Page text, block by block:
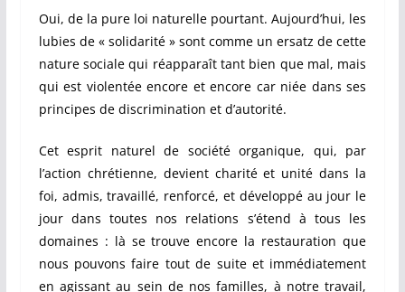
Oui, de la pure loi naturelle pourtant. Aujourd’hui, les
lubies de « solidarité » sont comme un ersatz de cette
nature sociale qui réapparaît tant bien que mal, mais
qui est violentée encore et encore car niée dans ses
principes de discrimination et d’autorité.
Cet esprit naturel de société organique, qui, par
l’action chrétienne, devient charité et unité dans la
foi, admis, travaillé, renforcé, et développé au jour le
jour dans toutes nos relations s’étend à tous les
domaines : là se trouve encore la restauration que
nous pouvons faire tout de suite et immédiatement
en agissant au sein de nos familles, à notre travail,